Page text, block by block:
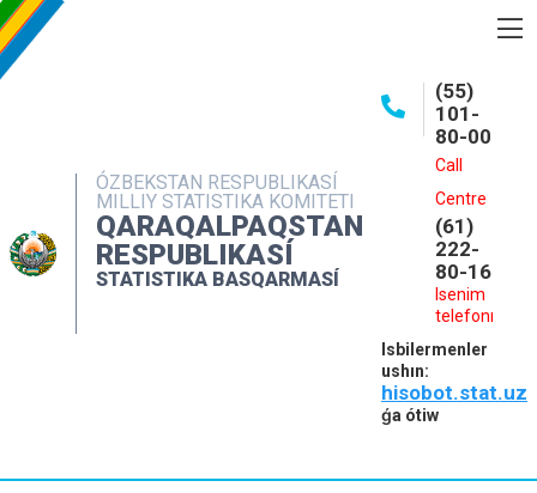
ÓZBEKSTAN RESPUBLIKASÍ
MILLIY STATISTIKA KOMITETI
QARAQALPAQSTAN
RESPUBLIKASÍ
STATISTIKA BASQARMASÍ
(55)
101-
80-00
Call
Centre
(61)
222-
80-16
Isenim
telefonı
Isbilermenler
ushın:
hisobot.stat.uz
ǵa ótiw
INTERAKTIV XIZMETLER
MÁLIMLEME XIZMETI
MÚRÁJAATLAR